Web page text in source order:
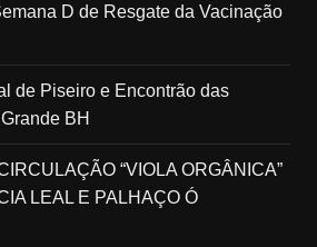
D de Resgate da Vacinação
de Piseiro e Encontrão das
BH
“VIOLA ORGÂNICA”
LEAL E PALHAÇO Ó